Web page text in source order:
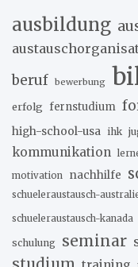
ausbildung
beruf bewerbung
erfolg fernstudium
high-school-usa ihk
kommunikation
motivation nachhilfe
schueleraustausch-
schueleraustausch-kanada
schulung seminar